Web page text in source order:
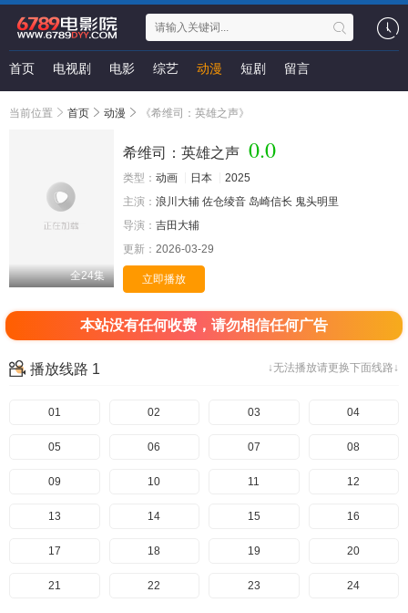
首页 电视剧 电影 综艺 动漫 短剧 留言
当前位置 首页 动漫 《希维司：英雄之声》
全24集
希维司：英雄之声 0.0
类型： 动画 日本
2025
主演： 浪川大辅 佐仓绫音 岛崎信长 鬼头明里
导演： 吉田大辅
更新： 2026-03-29
立即播放
本站没有任何收费，请勿相信任何广告
↓无法播放请更换下面线路↓
播放线路 1
01 02 03 04
05 06 07 08
09 10 11 12
13 14 15 16
17 18 19 20
21 22 23 24